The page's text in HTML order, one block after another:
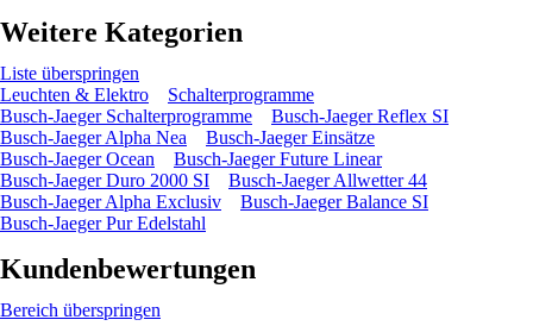
Weitere Kategorien
Liste überspringen
Leuchten & Elektro
Schalterprogramme
Busch-Jaeger Schalterprogramme
Busch-Jaeger Reflex SI
Busch-Jaeger Alpha Nea
Busch-Jaeger Einsätze
Busch-Jaeger Ocean
Busch-Jaeger Future Linear
Busch-Jaeger Duro 2000 SI
Busch-Jaeger Allwetter 44
Busch-Jaeger Alpha Exclusiv
Busch-Jaeger Balance SI
Busch-Jaeger Pur Edelstahl
Kundenbewertungen
Bereich überspringen